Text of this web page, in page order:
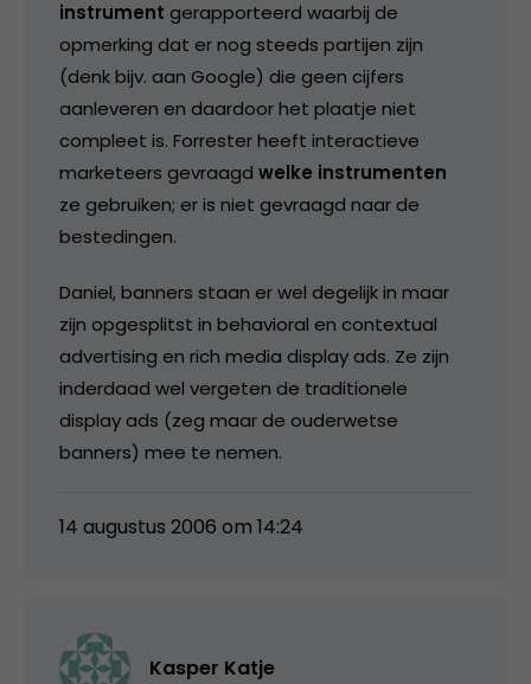
instrument gerapporteerd waarbij de
opmerking dat er nog steeds partijen zijn
(denk bijv. aan Google) die geen cijfers
aanleveren en daardoor het plaatje niet
compleet is. Forrester heeft interactieve
marketeers gevraagd welke instrumenten
ze gebruiken; er is niet gevraagd naar de
bestedingen.
Daniel, banners staan er wel degelijk in maar
zijn opgesplitst in behavioral en contextual
advertising en rich media display ads. Ze zijn
inderdaad wel vergeten de traditionele
display ads (zeg maar de ouderwetse
banners) mee te nemen.
14 augustus 2006 om 14:24
Kasper Katje